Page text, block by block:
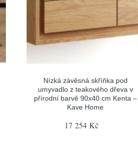
Nízká závěsná skříňka pod
umyvadlo z teakového dřeva v
přírodní barvě 90x40 cm Kenta –
Kave Home
17 254 Kč